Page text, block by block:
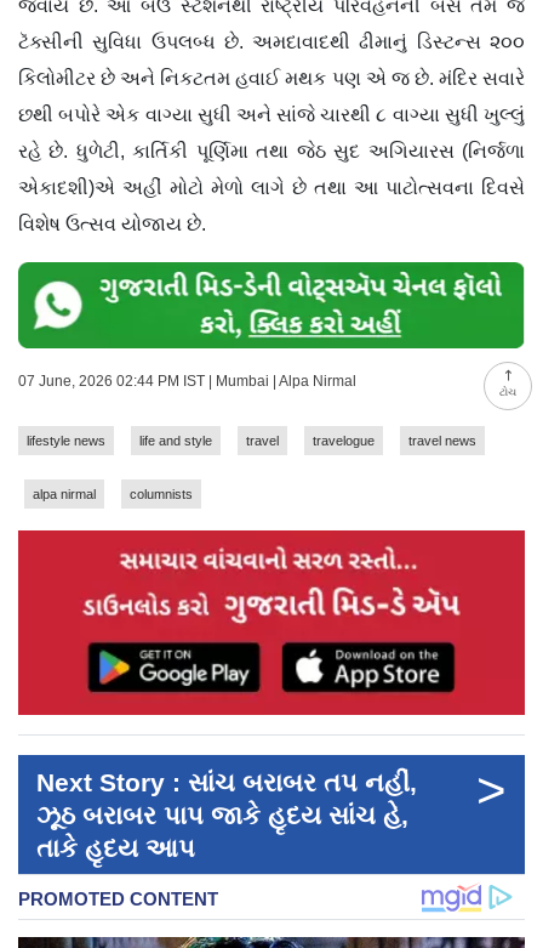
ટોચ
જવાય છે. આ બેઉ સ્ટેશનથી રાષ્ટ્રીય પરિવહનની બસ તેમ જ
ટૅક્સીની સુવિધા ઉપલબ્ધ છે. અમદાવાદથી ઢીમાનું ડિસ્ટન્સ ૨૦૦
કિલોમીટર છે અને નિકટતમ હવાઈ મથક પણ એ જ છે. મંદિર સવારે
છથી બપોરે એક વાગ્યા સુધી અને સાંજે ચારથી ૮ વાગ્યા સુધી ખુલ્લું
રહે છે. ધુળેટી, કાર્તિકી પૂર્ણિમા તથા જેઠ સુદ અગિયારસ (નિર્જળા
એકાદશી)એ અહીં મોટો મેળો લાગે છે તથા આ પાટોત્સવના દિવસે
વિશેષ ઉત્સવ યોજાય છે.
07 June, 2026 02:44 PM IST | Mumbai | Alpa Nirmal
lifestyle news life and style travel travelogue travel news
alpa nirmal columnists
Next Story : સાંચ બરાબર તપ નહીં,
ઝૂઠ બરાબર પાપ જાકે હૃદય સાંચ હે,
તાકે હૃદય આપ
>